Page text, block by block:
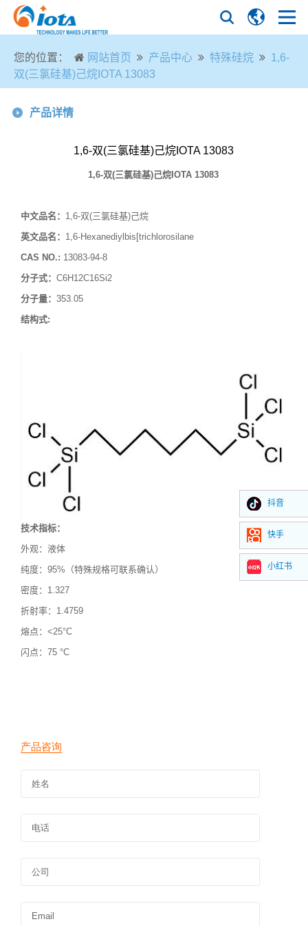
您的位置： 网站首页 产品中心 特殊硅烷
1,6-
双(三氯硅基)己烷IOTA 13083
产品详情
1,6-双(三氯硅基)己烷IOTA 13083
1,6-双(三氯硅基)己烷 IOTA13083
中文品名： 1,6-双(三氯硅基)己烷
英文品名： 1,6-Hexanediylbis[trichlorosilane
CAS NO.: 13083-94-8
分子式： C6H12C16Si2
分子量： 353.05
结构式:
技术指标：
外观：液体
纯度： 95%（特殊规格可联系确认）
密度：1.327
折射率：1.4759
熔点：<25°C
闪点：75 °C
抖音
快手
小红书